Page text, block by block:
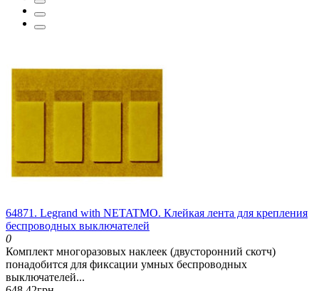
64871. Legrand with NETATMO. Клейкая лента для крепления
беспроводных выключателей
0
Комплект многоразовых наклеек (двусторонний скотч)
понадобится для фиксации умных беспроводных
выключателей...